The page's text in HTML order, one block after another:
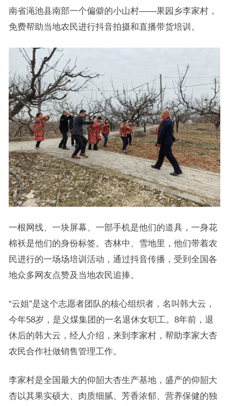
南省渑池县南部一个偏僻的小山村——果园乡李家村，
免费帮助当地农民进行抖音拍摄和直播带货培训。
一根网线、一块屏幕、一部手机是他们的道具，一身花
棉袄是他们的身份标签。杏林中、雪地里，他们带着农
民进行的一场场培训活动，通过抖音传播，受到全国各
地众多网友点赞及当地农民追捧。
“云姐”是这个志愿者团队的核心组织者，名叫韩大云，
今年58岁，是义煤集团的一名退休女职工。8年前，退
休后的韩大云，经人介绍，来到李家村，帮助李家大杏
农民合作社做销售管理工作。
李家村是全国最大的仰韶大杏生产基地，盛产的仰韶大
杏以其果实硕大、肉质细腻、芳香浓郁、营养保健的独